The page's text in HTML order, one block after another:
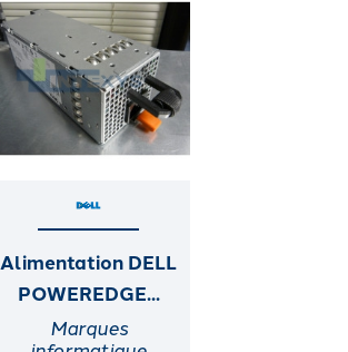
Alimentation DELL
POWEREDGE...
Marques